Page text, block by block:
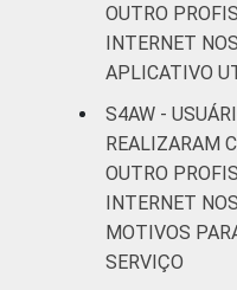
CLASSE
SOCIAL
OUTRO
INTERNET
APLICATIVO
S4AW -
REALIZARAM
OUTRO
INTERNET
MOTIVOS
SERVIÇO